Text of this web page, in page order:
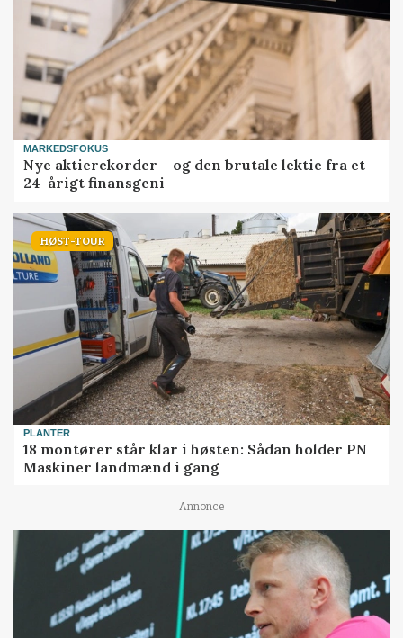
MARKEDSFOKUS
Nye aktierekorder – og den brutale lektie fra et
24-årigt finansgeni
HØST-TOUR
PLANTER
18 montører står klar i høsten: Sådan holder PN
Maskiner landmænd i gang
Annonce